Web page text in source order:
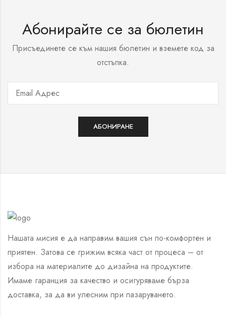
Абонирайте се за бюлетин
Присъединете се към нашия бюлетин и вземете код за
отстъпка.
Нашата мисия е да направим вашия сън по-комфортен и
приятен. Затова се грижим всяка част от процеса – от
избора на материалите до дизайна на продуктите.
Имаме гаранция за качество и осигуряваме бърза
доставка, за да ви улесним при пазаруването.